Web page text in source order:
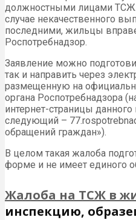
должностными лицами ТСЖ.
случае некачественного
последними, жильцы
Роспотребнадзор.
Заявление можно
так и направить через
размещенную на
органа Роспотребнадзора
интернет-страницы
следующий –
обращений граждан»).
В целом такая жалоба
форме и не имеет единого
Жалоба на ТСЖ в
инспекцию,